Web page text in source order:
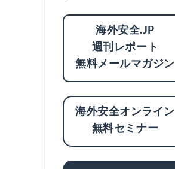
海外安全.JP
週刊レポート
無料メールマガジン
海外安全オンライン
無料セミナー